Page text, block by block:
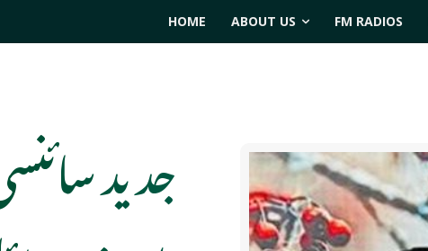
HOME ABOUT US FM RADIOS
جدید